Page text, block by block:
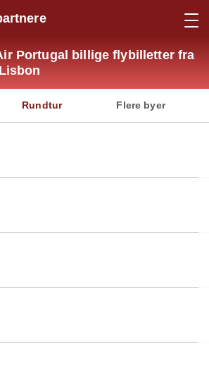
Portugal billige flybilletter fra
Rundtur Flere byer